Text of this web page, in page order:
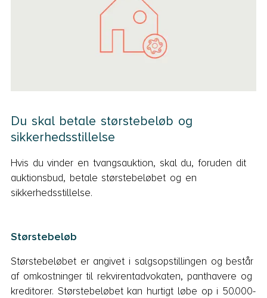
Du skal betale størstebeløb og
sikkerhedsstillelse
Hvis du vinder en tvangsauktion, skal du, foruden dit
auktionsbud, betale størstebeløbet og en
sikkerhedsstillelse.
Størstebeløb
Størstebeløbet er angivet i salgsopstillingen og består
af omkostninger til rekvirentadvokaten, panthavere og
kreditorer. Størstebeløbet kan hurtigt løbe op i 50.000-